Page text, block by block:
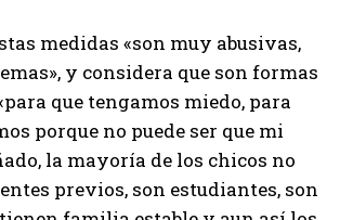
medidas «son muy abusivas,
y considera que son formas
que tengamos miedo, para
porque no puede ser que mi
la mayoría de los chicos no
previos, son estudiantes, son